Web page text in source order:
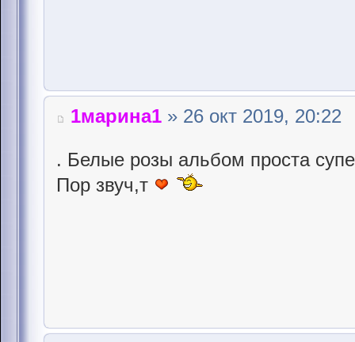
1марина1 » 26 окт 2019, 20:22
. Белые розы альбом проста
Пор звуч,т